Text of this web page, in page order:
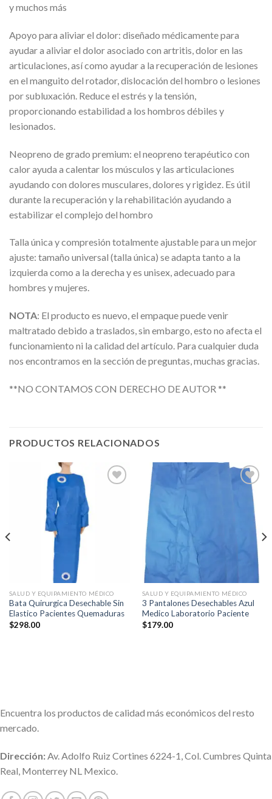
y muchos más
Apoyo para aliviar el dolor: diseñado médicamente para
ayudar a aliviar el dolor asociado con artritis, dolor en las
articulaciones, así como ayudar a la recuperación de lesiones
en el manguito del rotador, dislocación del hombro o lesiones
por subluxación. Reduce el estrés y la tensión,
proporcionando estabilidad a los hombros débiles y
lesionados.
Neopreno de grado premium: el neopreno terapéutico con
calor ayuda a calentar los músculos y las articulaciones
ayudando con dolores musculares, dolores y rigidez. Es útil
durante la recuperación y la rehabilitación ayudando a
estabilizar el complejo del hombro
Talla única y compresión totalmente ajustable para un mejor
ajuste: tamaño universal (talla única) se adapta tanto a la
izquierda como a la derecha y es unisex, adecuado para
hombres y mujeres.
NOTA: El producto es nuevo, el empaque puede venir
maltratado debido a traslados, sin embargo, esto no afecta el
funcionamiento ni la calidad del artículo. Para cualquier duda
nos encontramos en la sección de preguntas, muchas gracias.
**NO CONTAMOS CON DERECHO DE AUTOR **
PRODUCTOS RELACIONADOS
SALUD Y EQUIPAMIENTO MÉDICO
Bata Quirurgica Desechable Sin
Elastico Pacientes Quemaduras
$298.00
Añadir
lista de
deseos
SALUD Y EQUIPAMIENTO MÉDICO
3 Pantalones Desechables Azul
Medico Laboratorio Paciente
$179.00
Encuentra los productos de calidad más económicos del resto
mercado.
Dirección:Av. Adolfo Ruiz Cortines 6224-1, Col. Cumbres Quinta
Real, Monterrey NL Mexico.